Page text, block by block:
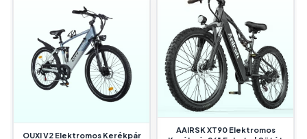
OUXI V2 Elektromos Kerékpár
AAIRSK XT90 Elektromos